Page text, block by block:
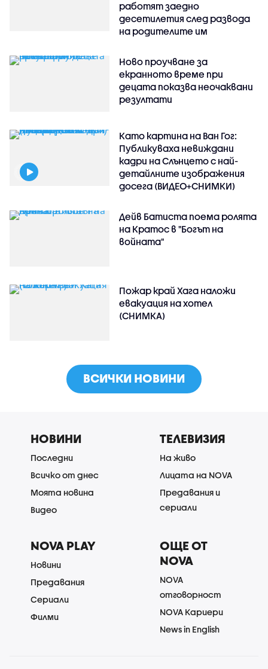
работят заедно
десетилетия след развода
на родителите им
Ново проучване за
екранното време при
децата показва неочаквани
резултати
Като картина на Ван Гог:
Публикуваха невиждани
кадри на Слънцето с най-
детайлните изображения
досега (ВИДЕО+СНИМКИ)
Дейв Батиста поема ролята
на Кратос в "Богът на
войната"
Пожар край Хага наложи
евакуация на хотел
(СНИМКА)
ВСИЧКИ НОВИНИ
НОВИНИ
Последни
Всичко от днес
Моята новина
Видео
ТЕЛЕВИЗИЯ
На живо
Лицата на NOVA
Предавания и
сериали
NOVA PLAY
Новини
Предавания
Сериали
Филми
ОЩЕ ОТ
NOVA
NOVA
отговорност
NOVA Кариери
News in English